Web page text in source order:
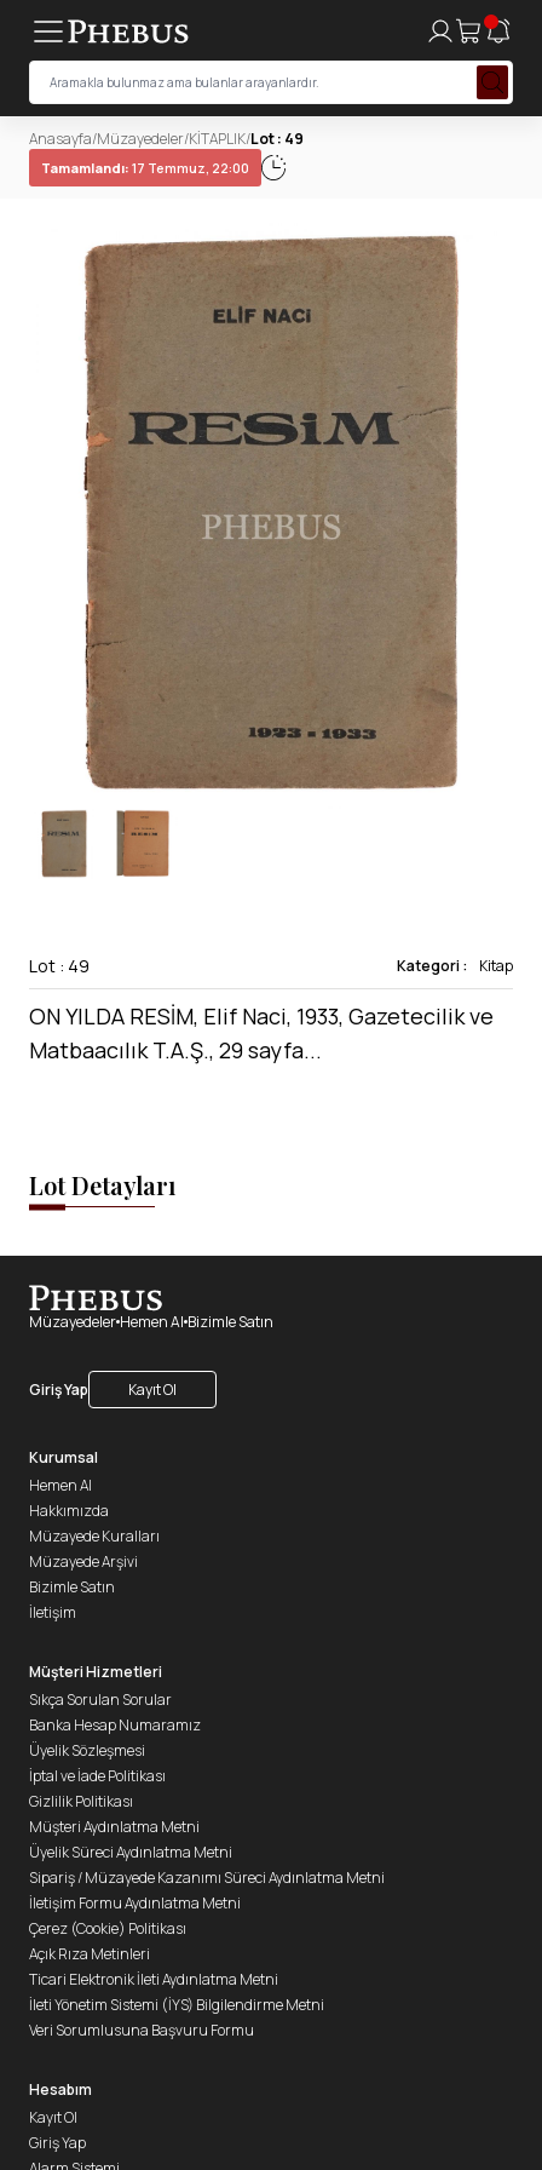
Anasayfa/Müzayedeler/KİTAPLIK/Lot : 49
Tamamlandı: 17 Temmuz, 22:00
Lot : 49 Kategori : Kitap
ON YILDA RESİM, Elif Naci, 1933, Gazetecilik ve
Matbaacılık T.A.Ş., 29 sayfa...
Lot Detayları
Müzayedeler Hemen Al Bizimle Satın
Giriş Yap Kayıt Ol
Kurumsal
Hemen Al
Hakkımızda
Müzayede Kuralları
Müzayede Arşivi
Bizimle Satın
İletişim
Müşteri Hizmetleri
Sıkça Sorulan Sorular
Banka Hesap Numaramız
Üyelik Sözleşmesi
İptal ve İade Politikası
Gizlilik Politikası
Müşteri Aydınlatma Metni
Üyelik Süreci Aydınlatma Metni
Sipariş / Müzayede Kazanımı Süreci Aydınlatma Metni
İletişim Formu Aydınlatma Metni
Çerez (Cookie) Politikası
Açık Rıza Metinleri
Ticari Elektronik İleti Aydınlatma Metni
İleti Yönetim Sistemi (İYS) Bilgilendirme Metni
Veri Sorumlusuna Başvuru Formu
Hesabım
Kayıt Ol
Giriş Yap